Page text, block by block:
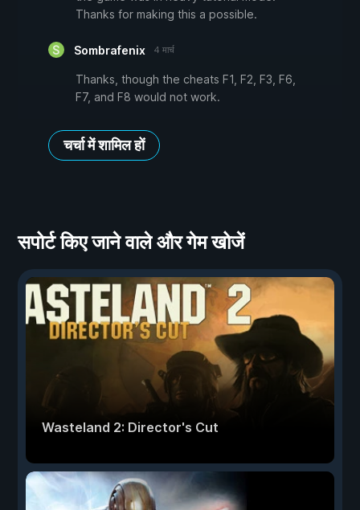
Thanks for making this a possible.
Sombrafenix 4 मार्च
Thanks, though the cheats F1, F2, F3, F6,
F7, and F8 would not work.
चर्चा में शामिल हों
सपोर्ट किए जाने वाले और गेम खोजें
Wasteland 2: Director's Cut